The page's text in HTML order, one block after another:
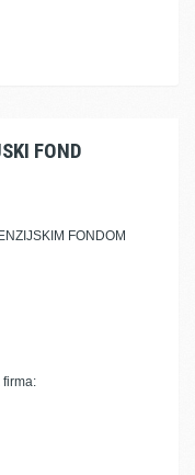
FOND
FONDOM
firma: